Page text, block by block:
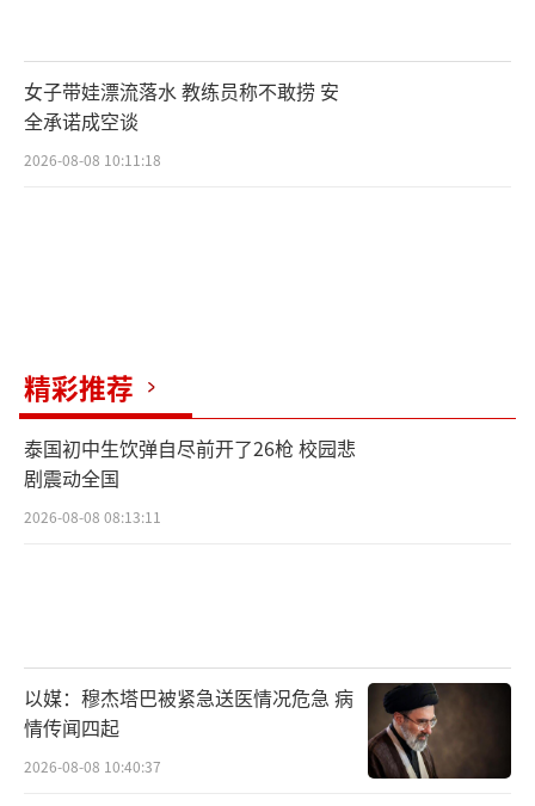
女子带娃漂流落水 教练员称不敢捞 安
全承诺成空谈
2026-08-08 10:11:18
精彩推荐
泰国初中生饮弹自尽前开了26枪 校园悲
剧震动全国
2026-08-08 08:13:11
以媒：穆杰塔巴被紧急送医情况危急 病
情传闻四起
2026-08-08 10:40:37